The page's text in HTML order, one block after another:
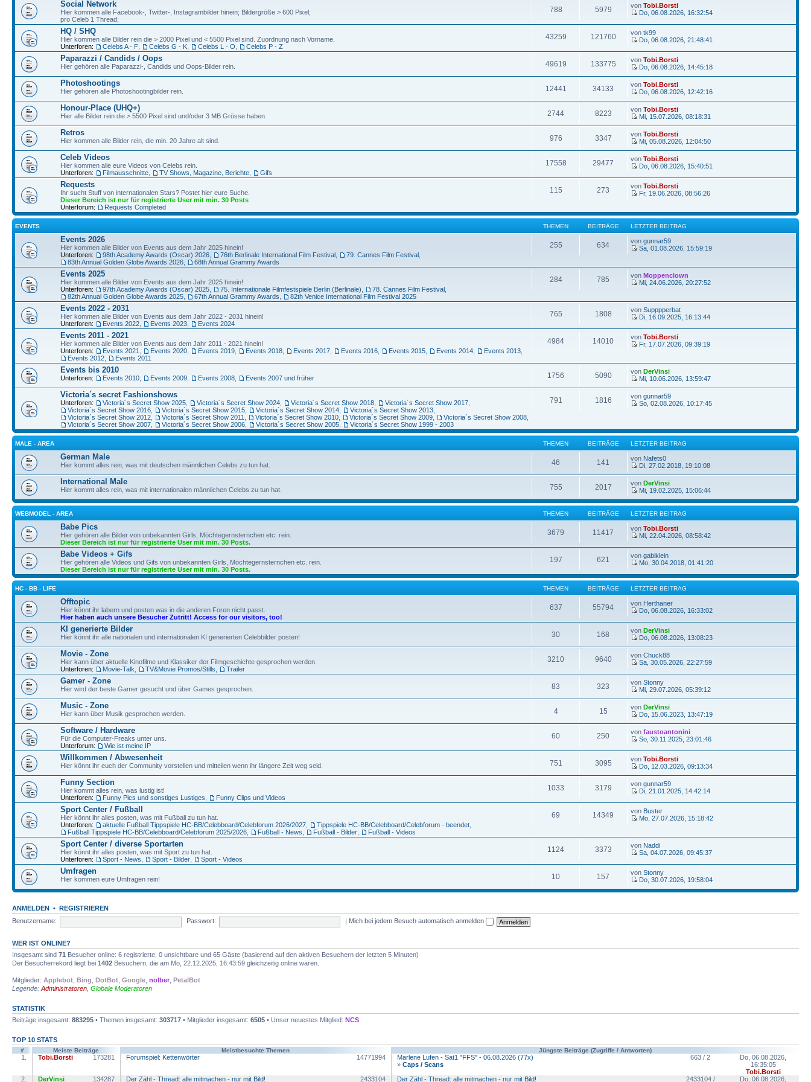
Social Network
Hier kommen alle Facebook-, Twitter-, Instagrambilder hinein; Bildergröße > 600 Pixel;
pro Celeb 1 Thread;
788 5979 von Tobi.Borsti
Do, 06.08.2026, 16:32:54
HQ / SHQ
Hier kommen alle Bilder rein die > 2000 Pixel und < 5500 Pixel sind. Zuordnung nach Vorname.
Unterforen:
Celebs A - F Celebs G - K Celebs L - O Celebs P - Z
43259 121760 von tk99
Do, 06.08.2026, 21:48:41
Paparazzi / Candids / Oops
Hier gehören alle Paparazzi-, Candids und Oops-Bilder rein. 49619 133775 von Tobi.Borsti
Do, 06.08.2026, 14:45:18
Photoshootings
Hier gehören alle Photoshootingbilder rein. 12441 34133 von Tobi.Borsti
Do, 06.08.2026, 12:42:16
Honour-Place (UHQ+)
Hier alle Bilder rein die > 5500 Pixel sind und/oder 3 MB Grösse haben. 2744 8223 von Tobi.Borsti
Mi, 15.07.2026, 08:18:31
Retros
Hier kommen alle Bilder rein, die min. 20 Jahre alt sind. 976 3347 von Tobi.Borsti
Mi, 05.08.2026, 12:04:50
Celeb Videos
Hier kommen alle eure Videos von Celebs rein.
Unterforen:
Filmausschnitte TV Shows, Magazine, Berichte Gifs
17558 29477 von Tobi.Borsti
Do, 06.08.2026, 15:40:51
Requests
Ihr sucht Stuff von internationalen Stars? Postet hier eure Suche.
Dieser Bereich ist nur für registrierte User mit min. 30 Posts
Unterforum:
Requests Completed
115 273 von Tobi.Borsti
Fr, 19.06.2026, 08:56:26
EVENTS THEMEN BEITRÄGE LETZTER BEITRAG
Events 2026
Hier kommen alle Bilder von Events aus dem Jahr 2025 hinein!
Unterforen:
98th Academy Awards (Oscar) 2026 76th Berlinale International Film Festival 79. Cannes Film Festival
83th Annual Golden Globe Awards 2026
68th Annual Grammy Awards
255 634 von gunnar59
Sa, 01.08.2026, 15:59:19
Events 2025
Hier kommen alle Bilder von Events aus dem Jahr 2025 hinein!
Unterforen:
97th Academy Awards (Oscar) 2025 75. Internationale Filmfestspiele Berlin (Berlinale) 78. Cannes Film Festival
82th Annual Golden Globe Awards 2025
67th Annual Grammy Awards 82th Venice International Film Festival 2025
284 785 von Moppenclown
Mi, 24.06.2026, 20:27:52
Events 2022 - 2031
Hier kommen alle Bilder von Events aus dem Jahr 2022 - 2031 hinein!
Unterforen:
Events 2022 Events 2023 Events 2024
765 1808 von Supppperbat
Di, 16.09.2025, 16:13:44
Events 2011 - 2021
Hier kommen alle Bilder von Events aus dem Jahr 2011 - 2021 hinein!
Unterforen:
Events 2021 Events 2020 Events 2019 Events 2018 Events 2017 Events 2016 Events 2015 Events 2014 Events 2013
Events 2012
Events 2011
4984 14010 von Tobi.Borsti
Fr, 17.07.2026, 09:39:19
Events bis 2010
Unterforen: Events 2010 Events 2009 Events 2008 Events 2007 und früher 1756 5090 von DerVinsi
Mi, 10.06.2026, 13:59:47
Victoria´s secret Fashionshows
Unterforen: Victoria´s Secret Show 2025 Victoria´s Secret Show 2024 Victoria´s Secret Show 2018 Victoria´s Secret Show 2017
Victoria´s Secret Show 2016
Victoria´s Secret Show 2015 Victoria´s Secret Show 2014 Victoria´s Secret Show 2013
Victoria´s Secret Show 2012
Victoria´s Secret Show 2011 Victoria´s Secret Show 2010 Victoria´s Secret Show 2009 Victoria´s Secret Show 2008
Victoria´s Secret Show 2007
Victoria´s Secret Show 2006 Victoria´s Secret Show 2005 Victoria´s Secret Show 1999 - 2003
791 1816 von gunnar59
So, 02.08.2026, 10:17:45
MALE - AREA THEMEN BEITRÄGE LETZTER BEITRAG
German Male
Hier kommt alles rein, was mit deutschen männlichen Celebs zu tun hat. 46 141 von Nafets0
Di, 27.02.2018, 19:10:08
International Male
Hier kommt alles rein, was mit internationalen männlichen Celebs zu tun hat. 755 2017 von DerVinsi
Mi, 19.02.2025, 15:06:44
WEBMODEL - AREA THEMEN BEITRÄGE LETZTER BEITRAG
Babe Pics
Hier gehören alle Bilder von unbekannten Girls, Möchtegernsternchen etc. rein.
Dieser Bereich ist nur für registrierte User mit min. 30 Posts.
3679 11417 von Tobi.Borsti
Mi, 22.04.2026, 08:58:42
Babe Videos + Gifs
Hier gehören alle Videos und Gifs von unbekannten Girls, Möchtegernsternchen etc. rein.
Dieser Bereich ist nur für registrierte User mit min. 30 Posts.
197 621 von gabiklein
Mo, 30.04.2018, 01:41:20
HC - BB - LIFE THEMEN BEITRÄGE LETZTER BEITRAG
Offtopic
Hier könnt ihr labern und posten was in die anderen Foren nicht passt.
Hier haben auch unsere Besucher Zutritt! Access for our visitors, too!
637 55794 von Herthaner
Do, 06.08.2026, 16:33:02
KI generierte Bilder
Hier könnt ihr alle nationalen und internationalen KI generierten Celebbilder posten! 30 168 von DerVinsi
Do, 06.08.2026, 13:08:23
Movie - Zone
Hier kann über aktuelle Kinofilme und Klassiker der Filmgeschichte gesprochen werden.
Unterforen:
Movie-Talk TV&Movie Promos/Stills Trailer
3210 9640 von Chuck88
Sa, 30.05.2026, 22:27:59
Gamer - Zone
Hier wird der beste Gamer gesucht und über Games gesprochen. 83 323 von Stonny
Mi, 29.07.2026, 05:39:12
Music - Zone
Hier kann über Musik gesprochen werden. 4 15 von DerVinsi
Do, 15.06.2023, 13:47:19
Software / Hardware
Für die Computer-Freaks unter uns.
Unterforum:
Wie ist meine IP
60 250 von faustoantonini
So, 30.11.2025, 23:01:46
Willkommen / Abwesenheit
Hier könnt ihr euch der Community vorstellen und mitteilen wenn ihr längere Zeit weg seid. 751 3095 von Tobi.Borsti
Do, 12.03.2026, 09:13:34
Funny Section
Hier kommt alles rein, was lustig ist!
Unterforen:
Funny Pics und sonstiges Lustiges Funny Clips und Videos
1033 3179 von gunnar59
Di, 21.01.2025, 14:42:14
Sport Center / Fußball
Hier könnt ihr alles posten, was mit Fußball zu tun hat.
Unterforen:
aktuelle Fußball Tippspiele HC-BB/Celebboard/Celebforum 2026/2027 Tippspiele HC-BB/Celebboard/Celebforum - beendet
Fußball Tippspiele HC-BB/Celebboard/Celebforum 2025/2026
Fußball - News Fußball - Bilder Fußball - Videos
69 14349 von Buster
Mo, 27.07.2026, 15:18:42
Sport Center / diverse Sportarten
Hier könnt ihr alles posten, was mit Sport zu tun hat.
Unterforen:
Sport - News Sport - Bilder Sport - Videos
1124 3373 von Naddi
Sa, 04.07.2026, 09:45:37
Umfragen
Hier kommen eure Umfragen rein! 10 157 von Stonny
Do, 30.07.2026, 19:58:04
ANMELDEN • REGISTRIEREN
Benutzername:
Passwort: Mich bei jedem Besuch automatisch anmelden
WER IST ONLINE?
Insgesamt sind 71 Besucher online: 6 registrierte, 0 unsichtbare und 65 Gäste (basierend auf den aktiven Besuchern der letzten 5 Minuten)
Der Besucherrekord liegt bei 1402 Besuchern, die am Mo, 22.12.2025, 16:43:59 gleichzeitig online waren.
Mitglieder: Applebot Bing DotBot Google nolber PetalBot
Legende: Administratoren Globale Moderatoren
STATISTIK
Beiträge insgesamt: 883295 • Themen insgesamt: 303717 • Mitglieder insgesamt: 6505 • Unser neuestes Mitglied: NCS
TOP 10 STATS
# Meiste Beiträge Meistbesuchte Themen Jüngste Beiträge (Zugriffe / Antworten)
1. Tobi.Borsti 173281 Forumspiel: Kettenwörter 14771994
Marlene Lufen - Sat1 "FFS" - 06.08.2026 (77x)
» Caps / Scans
663 / 2
Do, 06.08.2026,
16:35:05
Tobi.Borsti
2.
DerVinsi 134287 Der Zähl - Thread: alle mitmachen - nur mit Bild! 2433104 Der Zähl - Thread: alle mitmachen - nur mit Bild! 2433104 / Do, 06.08.2026,